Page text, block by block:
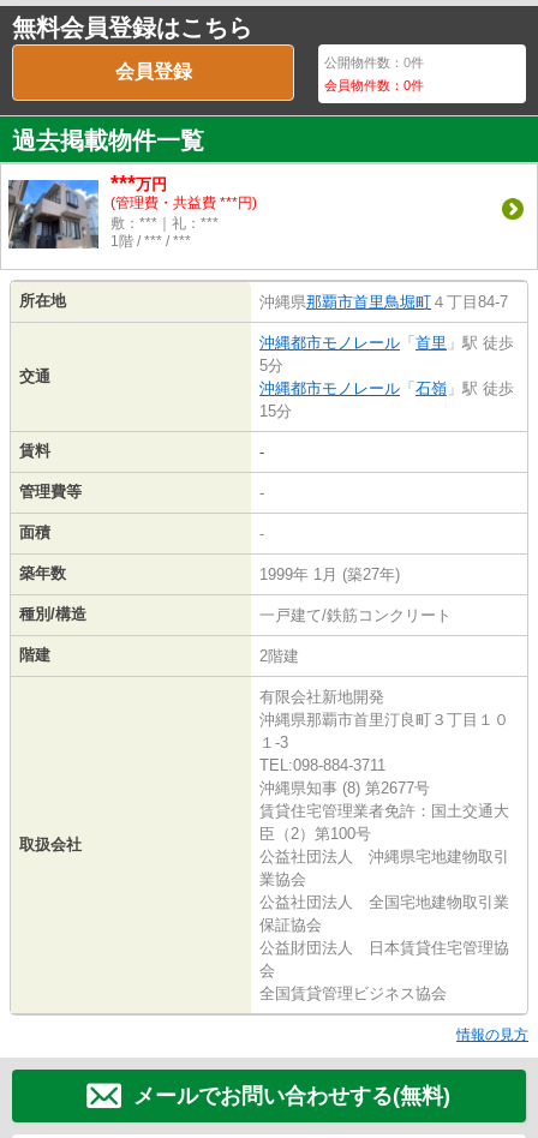
無料会員登録はこちら
会員登録 公開物件数：0件
会員物件数：0件
過去掲載物件一覧
***万円
(管理費・共益費 ***円)
敷：***｜礼：***
1階 / *** / ***
所在地 沖縄県那覇市首里鳥堀町 ４丁目84-7
交通
沖縄都市モノレール 「 首里 」駅 徒歩
5分
沖縄都市モノレール 「 石嶺 」駅 徒歩
15分
賃料 -
管理費等 -
面積 -
築年数 1999年 1月 (築27年)
種別/構造 一戸建て/鉄筋コンクリート
階建 2階建
取扱会社
有限会社新地開発
沖縄県那覇市首里汀良町３丁目１０
１-3
TEL:098-884-3711
沖縄県知事 (8) 第2677号
賃貸住宅管理業者免許：国土交通大
臣（2）第100号
公益社団法人 沖縄県宅地建物取引
業協会
公益社団法人 全国宅地建物取引業
保証協会
公益財団法人 日本賃貸住宅管理協
会
全国賃貸管理ビジネス協会
情報の見方
メールでお問い合わせする(無料)